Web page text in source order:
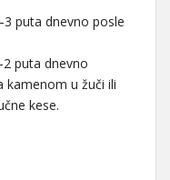
puta dnevno posle
puta dnevno
kamenom u žuči ili
kese.